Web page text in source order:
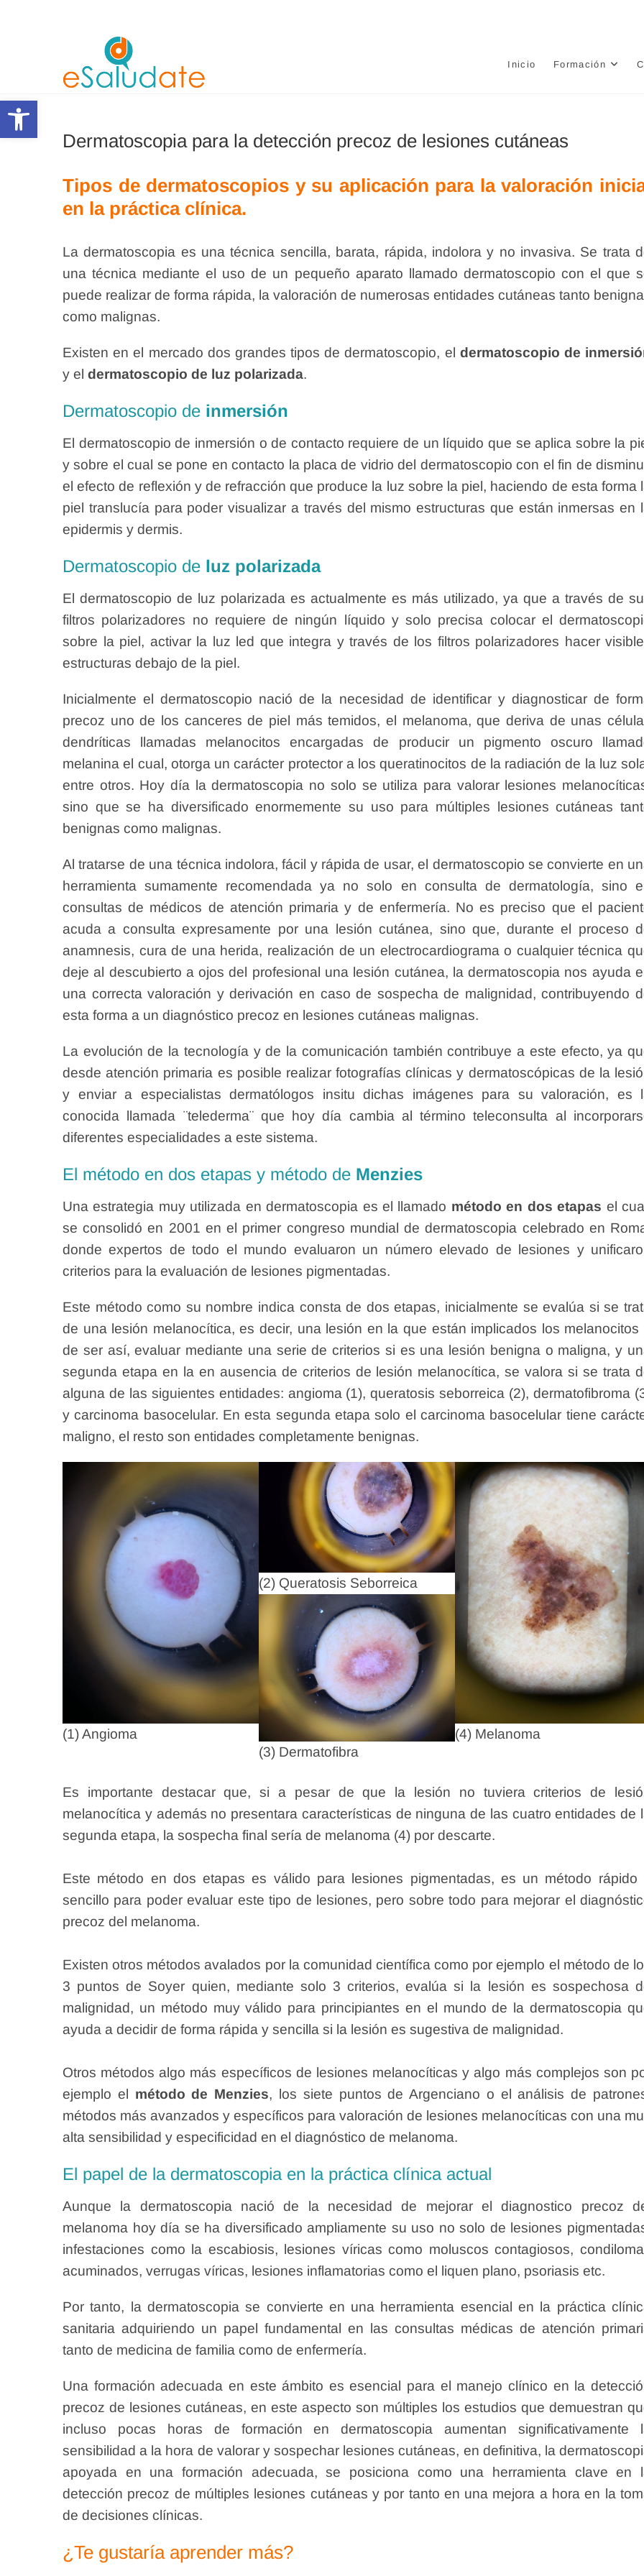
Abrir barra de herramientas
Inicio Formación
Dermatoscopia para la detección precoz de lesiones cutáneas
Tipos de dermatoscopios y su aplicación para la valoración
en la práctica clínica.
La dermatoscopia es una técnica sencilla, barata, rápida, indolora y no invasiva. Se trata
una técnica mediante el uso de un pequeño aparato llamado dermatoscopio con el que
puede realizar de forma rápida, la valoración de numerosas entidades cutáneas tanto
como malignas.
Existen en el mercado dos grandes tipos de dermatoscopio, el dermatoscopio de
y el dermatoscopio de luz polarizada.
Dermatoscopio de inmersión
El dermatoscopio de inmersión o de contacto requiere de un líquido que se aplica sobre la
y sobre el cual se pone en contacto la placa de vidrio del dermatoscopio con el fin de
el efecto de reflexión y de refracción que produce la luz sobre la piel, haciendo de esta forma
piel translucía para poder visualizar a través del mismo estructuras que están inmersas en
epidermis y dermis.
Dermatoscopio de luz polarizada
El dermatoscopio de luz polarizada es actualmente es más utilizado, ya que a través de
filtros polarizadores no requiere de ningún líquido y solo precisa colocar el
sobre la piel, activar la luz led que integra y través de los filtros polarizadores hacer
estructuras debajo de la piel.
Inicialmente el dermatoscopio nació de la necesidad de identificar y diagnosticar de
precoz uno de los canceres de piel más temidos, el melanoma, que deriva de unas
dendríticas llamadas melanocitos encargadas de producir un pigmento oscuro
melanina el cual, otorga un carácter protector a los queratinocitos de la radiación de la luz
entre otros. Hoy día la dermatoscopia no solo se utiliza para valorar lesiones
sino que se ha diversificado enormemente su uso para múltiples lesiones cutáneas
benignas como malignas.
Al tratarse de una técnica indolora, fácil y rápida de usar, el dermatoscopio se convierte en
herramienta sumamente recomendada ya no solo en consulta de dermatología, sino
consultas de médicos de atención primaria y de enfermería. No es preciso que el
acuda a consulta expresamente por una lesión cutánea, sino que, durante el proceso
anamnesis, cura de una herida, realización de un electrocardiograma o cualquier técnica
deje al descubierto a ojos del profesional una lesión cutánea, la dermatoscopia nos ayuda
una correcta valoración y derivación en caso de sospecha de malignidad, contribuyendo
esta forma a un diagnóstico precoz en lesiones cutáneas malignas.
La evolución de la tecnología y de la comunicación también contribuye a este efecto, ya
desde atención primaria es posible realizar fotografías clínicas y dermatoscópicas de la
y enviar a especialistas dermatólogos insitu dichas imágenes para su valoración, es
conocida llamada ¨telederma¨ que hoy día cambia al término teleconsulta al
diferentes especialidades a este sistema.
El método en dos etapas y método de Menzies
Una estrategia muy utilizada en dermatoscopia es el llamado método en dos etapas el
se consolidó en 2001 en el primer congreso mundial de dermatoscopia celebrado en
donde expertos de todo el mundo evaluaron un número elevado de lesiones y
criterios para la evaluación de lesiones pigmentadas.
Este método como su nombre indica consta de dos etapas, inicialmente se evalúa si se
de una lesión melanocítica, es decir, una lesión en la que están implicados los melanocitos
de ser así, evaluar mediante una serie de criterios si es una lesión benigna o maligna, y
segunda etapa en la en ausencia de criterios de lesión melanocítica, se valora si se trata
alguna de las siguientes entidades: angioma (1), queratosis seborreica (2), dermatofibroma
y carcinoma basocelular. En esta segunda etapa solo el carcinoma basocelular tiene
maligno, el resto son entidades completamente benignas.
(1) Angioma
(2) Queratosis Seborreica
(3) Dermatofibra
(4) Melanoma
Es importante destacar que, si a pesar de que la lesión no tuviera criterios de
melanocítica y además no presentara características de ninguna de las cuatro entidades de
segunda etapa, la sospecha final sería de melanoma (4) por descarte.
Este método en dos etapas es válido para lesiones pigmentadas, es un método rápido
sencillo para poder evaluar este tipo de lesiones, pero sobre todo para mejorar el
precoz del melanoma.
Existen otros métodos avalados por la comunidad científica como por ejemplo el método de
3 puntos de Soyer quien, mediante solo 3 criterios, evalúa si la lesión es sospechosa
malignidad, un método muy válido para principiantes en el mundo de la dermatoscopia
ayuda a decidir de forma rápida y sencilla si la lesión es sugestiva de malignidad.
Otros métodos algo más específicos de lesiones melanocíticas y algo más complejos son
ejemplo el método de Menzies, los siete puntos de Argenciano o el análisis de
métodos más avanzados y específicos para valoración de lesiones melanocíticas con una
alta sensibilidad y especificidad en el diagnóstico de melanoma.
El papel de la dermatoscopia en la práctica clínica actual
Aunque la dermatoscopia nació de la necesidad de mejorar el diagnostico precoz
melanoma hoy día se ha diversificado ampliamente su uso no solo de lesiones
infestaciones como la escabiosis, lesiones víricas como moluscos contagiosos,
acuminados, verrugas víricas, lesiones inflamatorias como el liquen plano, psoriasis etc.
Por tanto, la dermatoscopia se convierte en una herramienta esencial en la práctica
sanitaria adquiriendo un papel fundamental en las consultas médicas de atención
tanto de medicina de familia como de enfermería.
Una formación adecuada en este ámbito es esencial para el manejo clínico en la
precoz de lesiones cutáneas, en este aspecto son múltiples los estudios que demuestran
incluso pocas horas de formación en dermatoscopia aumentan significativamente
sensibilidad a la hora de valorar y sospechar lesiones cutáneas, en definitiva, la
apoyada en una formación adecuada, se posiciona como una herramienta clave en
detección precoz de múltiples lesiones cutáneas y por tanto en una mejora a hora en la
de decisiones clínicas.
¿Te gustaría aprender más?